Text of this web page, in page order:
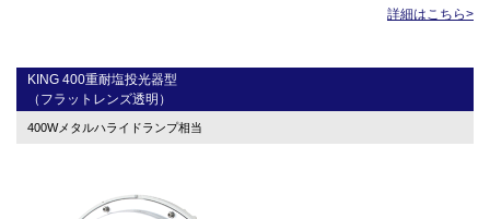
詳細はこちら>
KING 400重耐塩投光器型
（フラットレンズ透明）
400Wメタルハライドランプ相当